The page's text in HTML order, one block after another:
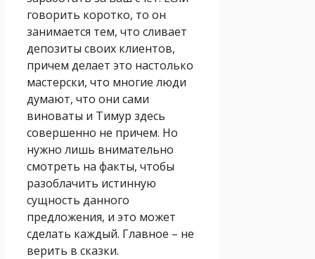
говорить коротко, то он
занимается тем, что сливает
депозиты своих клиентов,
причем делает это настолько
мастерски, что многие люди
думают, что они сами
виноваты и Тимур здесь
совершенно не причем. Но
нужно лишь внимательно
смотреть на факты, чтобы
разоблачить истинную
сущность данного
предложения, и это может
сделать каждый. Главное – не
верить в сказки.